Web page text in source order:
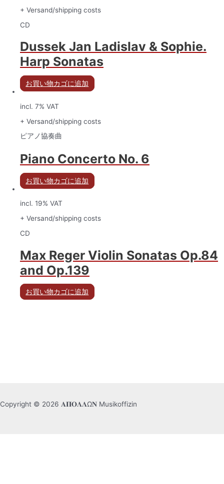
+ Versand/shipping costs
CD
Dussek Jan Ladislav & Sophie.
Harp Sonatas
お買い物カゴに追加
incl. 7% VAT
+ Versand/shipping costs
ピアノ協奏曲
Piano Concerto No. 6
お買い物カゴに追加
incl. 19% VAT
+ Versand/shipping costs
CD
Max Reger Violin Sonatas Op.84
and Op.139
お買い物カゴに追加
Copyright © 2026 𝚨𝚷𝚶𝚲𝚲Ω𝚴 Musikoffizin